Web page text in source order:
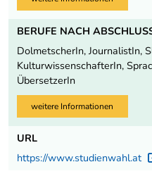
BERUFE NACH
DolmetscherIn, JournalistIn,
KulturwissenschafterIn,
ÜbersetzerIn
weitere Informationen
URL
https://www.studienwahl.at